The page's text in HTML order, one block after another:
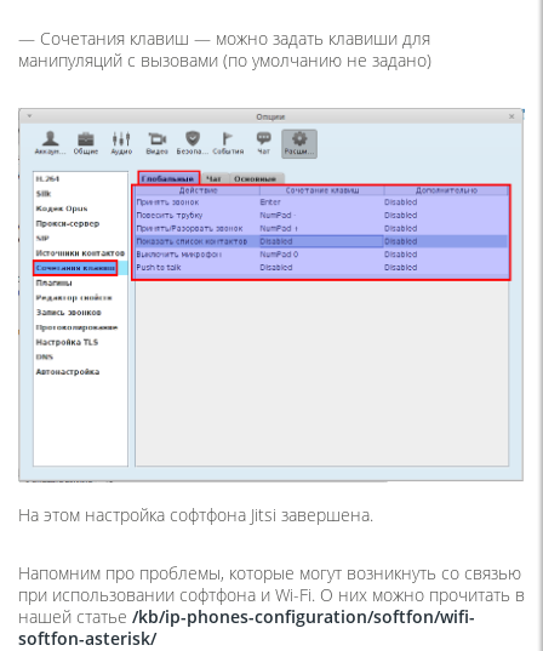
— Сочетания клавиш — можно задать клавиши для
манипуляций с вызовами (по умолчанию не задано)
На этом настройка софтфона Jitsi завершена.
Напомним про проблемы, которые могут возникнуть со связью
при использовании софтфона и Wi-Fi. О них можно прочитать в
нашей статье /kb/ip-phones-configuration/softfon/wifi-
softfon-asterisk/